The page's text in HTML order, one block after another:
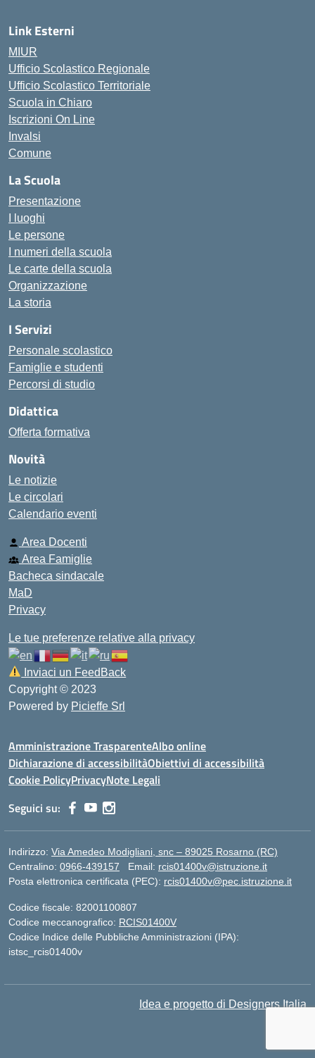
Link Esterni
MIUR
Ufficio Scolastico Regionale
Ufficio Scolastico Territoriale
Scuola in Chiaro
Iscrizioni On Line
Invalsi
Comune
La Scuola
Presentazione
I luoghi
Le persone
I numeri della scuola
Le carte della scuola
Organizzazione
La storia
I Servizi
Personale scolastico
Famiglie e studenti
Percorsi di studio
Didattica
Offerta formativa
Novità
Le notizie
Le circolari
Calendario eventi
Area Docenti
Area Famiglie
Bacheca sindacale
MaD
Privacy
Le tue preferenze relative alla privacy
Inviaci un FeedBack
Copyright © 2023
Powered by Picieffe Srl
Amministrazione TrasparenteAlbo online
Dichiarazione di accessibilitàObiettivi di accessibilità
Cookie PolicyPrivacyNote Legali
Seguici su:
Indirizzo: Via Amedeo Modigliani, snc – 89025 Rosarno (RC)
Centralino: 0966-439157 Email: rcis01400v@istruzione.it
Posta elettronica certificata (PEC): rcis01400v@pec.istruzione.it
Codice fiscale: 82001100807
Codice meccanografico: RCIS01400V
Codice Indice delle Pubbliche Amministrazioni (IPA):
istsc_rcis01400v
Idea e progetto di Designers Italia